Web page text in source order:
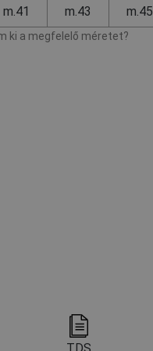
m.41 m.43 m.45
ki a megfelelő méretet?